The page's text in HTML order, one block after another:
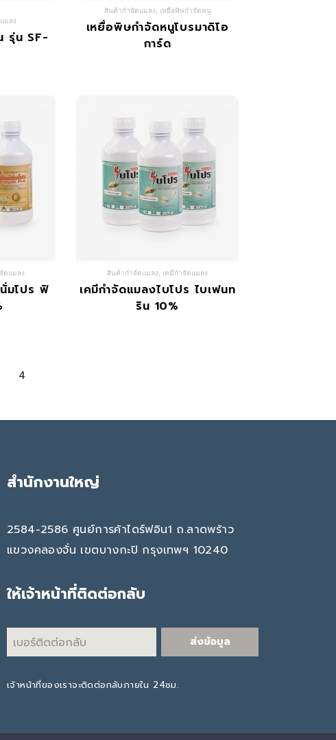
มลง
รุ่น SF-
สินค้ากำจัดแมลง เหยื่อพิษกำจัดหนู
เหยื่อพิษกำจัดหนูโบรมาดิโอ
การ์ด
ดแมลง
มโปร ฟิ
สินค้ากำจัดแมลง เคมีกำจัดแมลง
เคมีกำจัดแมลงไบโปร ไบเฟนท
ริน 10%
4
สำนักงานใหญ่
2584-2586 ศูนย์การค้าไดร์ฟอิน1 ถ.ลาดพร้าว
แขวงคลองจั่น เขตบางกะปิ กรุงเทพฯ 10240
ให้เจ้าหน้าที่ติดต่อกลับ
ส่งข้อมูล
เจ้าหน้าที่ของเราจะติดต่อกลับภายใน 24ชม.